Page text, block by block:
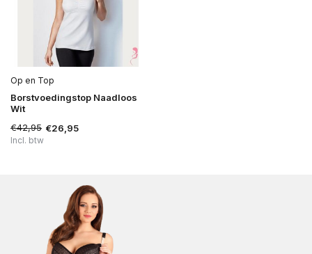
Op en Top
Borstvoedingstop Naadloos
Wit
€42,95 €26,95
Incl. btw